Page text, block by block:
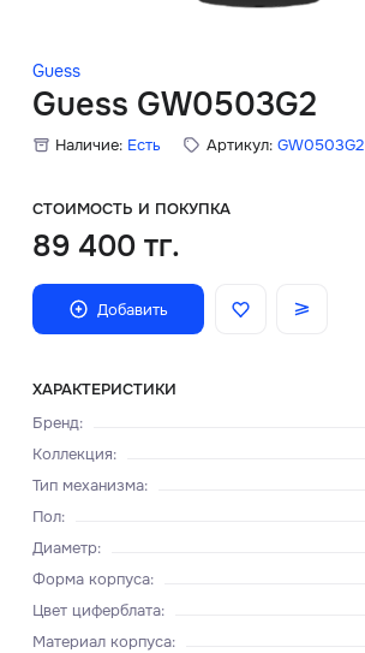
Guess
Guess GW0503G2
Наличие: Есть Артикул: GW0503G2
СТОИМОСТЬ И ПОКУПКА
89 400 тг.
Добавить
ХАРАКТЕРИСТИКИ
Бренд:
Коллекция:
Тип механизма:
Пол:
Диаметр:
Форма корпуса:
Цвет циферблата:
Материал корпуса:
Главная
О нас